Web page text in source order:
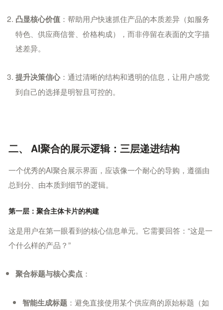
凸显核心价值：帮助用户快速抓住产品的本质差异（如服务
特色、供应商信誉、价格构成），而非停留在表面的文字描
述差异。
提升决策信心：通过清晰的结构和透明的信息，让用户感觉
到自己的选择是明智且可控的。
二、 AI聚合的展示逻辑：三层递进结构
一个优秀的AI聚合展示界面，应该像一个耐心的导购，遵循由
总到分、由本质到细节的逻辑。
第一层：聚合主体卡片的构建
这是用户在第一眼看到的核心信息单元。它需要回答：“这是一
个什么样的产品？”
聚合标题与核心卖点 ：
智能生成标题：避免直接使用某个供应商的原始标题（如